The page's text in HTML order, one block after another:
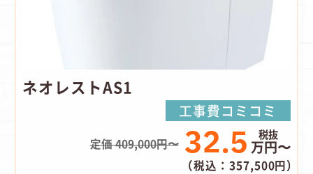
ネオレストAS1
工事費コミコミ
定価 409,000円〜 32.5 万円〜
（税込：357,500円）